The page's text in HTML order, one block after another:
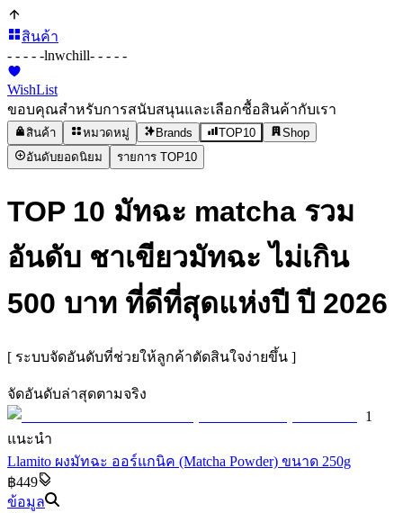
สินค้า
- - - - -lnwchill- - - - -
WishList
ขอบคุณสำหรับการสนับสนุนและเลือกซื้อสินค้ากับเรา
สินค้า หมวดหมู่ Brands TOP10
Shop
อันดับยอดนิยม
รายการ TOP10
TOP 10 มัทฉะ matcha รวม
อันดับ ชาเขียวมัทฉะ ไม่เกิน
500 บาท ที่ดีที่สุดแห่งปี ปี 2026
[ ระบบจัดอันดับที่ช่วยให้ลูกค้าตัดสินใจง่ายขึ้น ]
จัดอันดับล่าสุดตามจริง
1
แนะนำ
Llamito ผงมัทฉะ ออร์แกนิค (Matcha Powder) ขนาด 250g
฿449
ข้อมูล